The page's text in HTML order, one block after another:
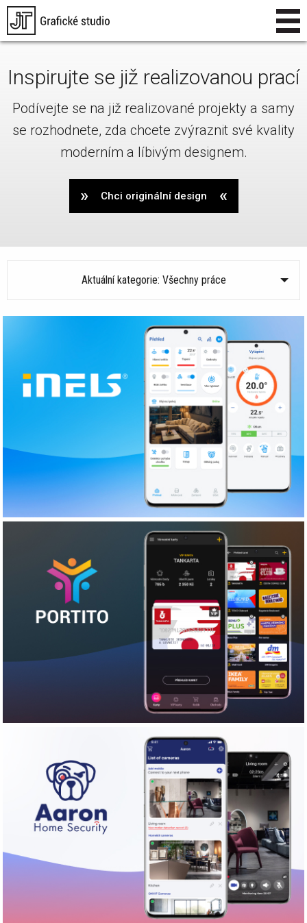
Inspirujte se již realizovanou prací
Podívejte se na již realizované projekty a samy
se rozhodnete, zda chcete zvýraznit své kvality
moderním a líbivým designem.
Chci originální design
Aktuální kategorie: Všechny práce